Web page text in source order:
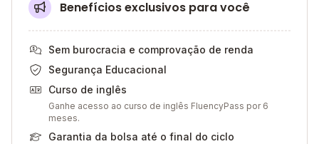
Benefícios exclusivos para você
Sem burocracia e comprovação de renda
Segurança Educacional
Curso de inglês
Ganhe acesso ao curso de inglês FluencyPass por 6
meses.
Garantia da bolsa até o final do ciclo